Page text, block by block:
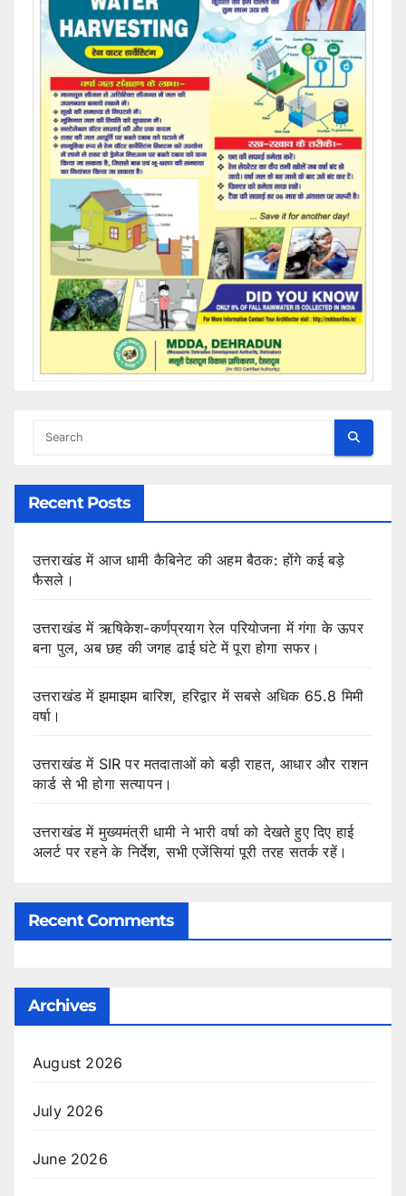
Recent Posts
उत्तराखंड में आज धामी कैबिनेट की अहम बैठक: होंगे कई बड़े
फैसले।
उत्तराखंड में ऋषिकेश-कर्णप्रयाग रेल परियोजना में गंगा के ऊपर
बना पुल, अब छह की जगह ढाई घंटे में पूरा होगा सफर।
उत्तराखंड में झमाझम बारिश, हरिद्वार में सबसे अधिक 65.8 मिमी
वर्षा।
उत्तराखंड में SIR पर मतदाताओं को बड़ी राहत, आधार और राशन
कार्ड से भी होगा सत्यापन।
उत्तराखंड में मुख्यमंत्री धामी ने भारी वर्षा को देखते हुए दिए हाई
अलर्ट पर रहने के निर्देश, सभी एजेंसियां पूरी तरह सतर्क रहें।
Recent Comments
Archives
August 2026
July 2026
June 2026